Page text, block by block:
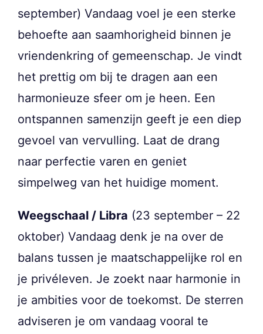
september) Vandaag voel je een sterke
behoefte aan saamhorigheid binnen je
vriendenkring of gemeenschap. Je vindt
het prettig om bij te dragen aan een
harmonieuze sfeer om je heen. Een
ontspannen samenzijn geeft je een diep
gevoel van vervulling. Laat de drang
naar perfectie varen en geniet
simpelweg van het huidige moment.
Weegschaal / Libra (23 september – 22
oktober) Vandaag denk je na over de
balans tussen je maatschappelijke rol en
je privéleven. Je zoekt naar harmonie in
je ambities voor de toekomst. De sterren
adviseren je om vandaag vooral te